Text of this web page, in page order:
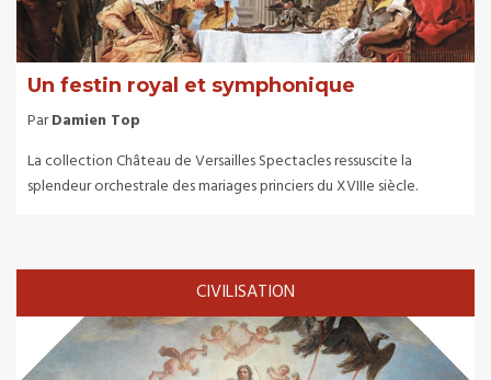
Un festin royal et symphonique
ParDamien Top
La collection Château de Versailles Spectacles ressuscite la
splendeur orchestrale des mariages princiers du XVIIIe siècle.
CIVILISATION